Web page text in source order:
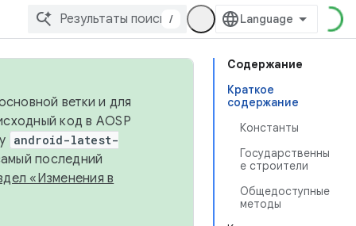
/
Содержание
Краткое
содержание
Константы
Государственны
е строители
Общедоступные
методы
ветки и для
код в AOSP
android-latest-
последний
«Изменения в